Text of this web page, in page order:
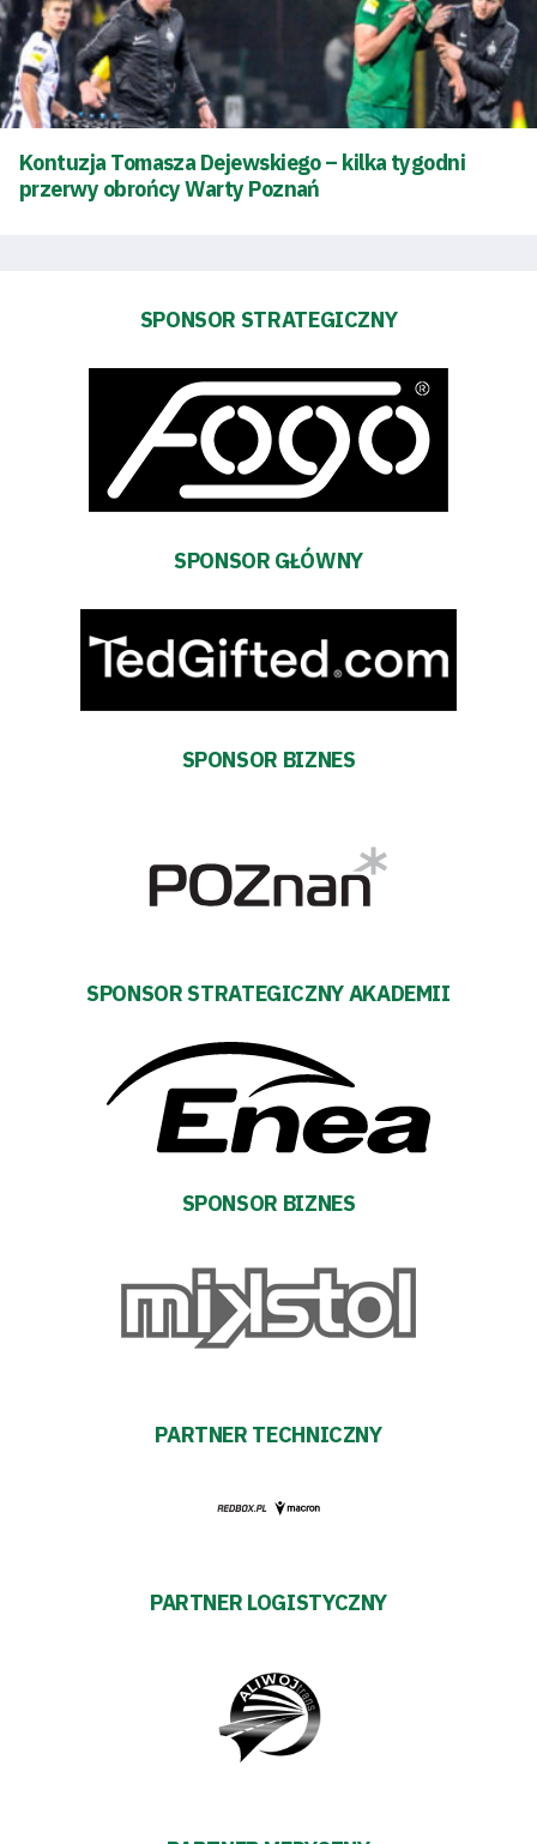
Futbol
Akademia
Aktualności
Fundacja
Trybuny
#WARTOpobrać
pośredników
transakcyjnych
Kontuzja Tomasza Dejewskiego – kilka tygodni
przerwy obrońcy Warty Poznań
SPONSOR STRATEGICZNY
SPONSOR GŁÓWNY
SPONSOR BIZNES
SPONSOR STRATEGICZNY AKADEMII
SPONSOR BIZNES
PARTNER TECHNICZNY
PARTNER LOGISTYCZNY